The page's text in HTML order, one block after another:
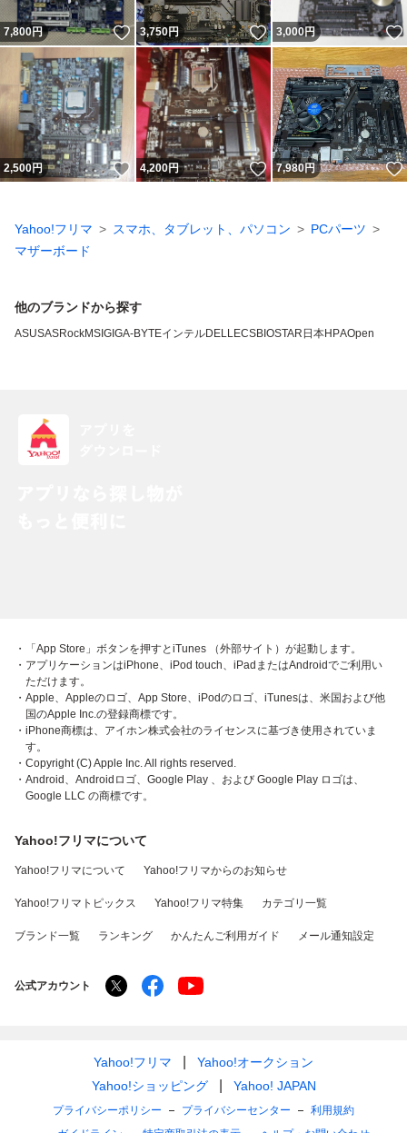
7,800円 いいね！
3,750円 いいね！
3,000円
2,500円 いいね！
4,200円 いいね！
7,980円
Yahoo!フリマ スマホ、タブレット、パソコン
PCパーツ
マザーボード
他のブランドから探す
ASUSASRockMSI GIGA-BYTEインテルDELLECSBIOSTAR 日本HPAOpen
・「App Store」ボタンを押すとiTunes （外部サイト）が起動します。
・アプリケーションはiPhone、iPod touch、iPadまたはAndroidでご利用い
ただけます。
・Apple、Appleのロゴ、App Store、iPodのロゴ、iTunesは、米国および他
国のApple Inc.の登録商標です。
・iPhone商標は、アイホン株式会社のライセンスに基づき使用されていま
す。
・Copyright (C) Apple Inc. All rights reserved.
・Android、Androidロゴ、Google Play 、および Google Play ロゴは、
Google LLC の商標です。
Yahoo!フリマについて
Yahoo!フリマについて Yahoo!フリマからのお知らせ
Yahoo!フリマトピックス Yahoo!フリマ特集 カテゴリ一覧
ブランド一覧 ランキング かんたんご利用ガイド メール通知設定
公式アカウント
Yahoo!フリマ
Yahoo!オークション
Yahoo!ショッピング
Yahoo! JAPAN
プライバシーポリシー プライバシーセンター
利用規約